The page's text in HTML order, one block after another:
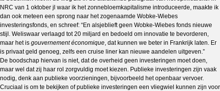
NRC van 1 oktober jl waar ik het zonnebloemkapitalisme introduceerde, maakte ik
dan ook meteen een sprong naar het zogenaamde Wobke-Wiebes
investeringsfonds, en schreef: “En alsjeblieft geen Wobke-Wiebes fonds nieuwe
stijl. Weliswaar verlaagd tot 20 miljard en bedoeld om innovatie te bevorderen,
maar het is gouvernement économique, dat kunnen we beter in Frankrijk laten. Er
is privaat geld genoeg, zelfs een cruise liner kan nieuwe aandelen uitgeven.”
De boodschap hiervan is niet, dat de overheid geen investeringen moet doen,
maar wel dat zij haar rol zorgvuldig moet kiezen. Publieke investeringen zijn vaak
nodig, denk aan publieke voorzieningen, bijvoorbeeld het openbaar vervoer.
Cruciaal is om te bekijken of publieke investeringen een vliegwiel kunnen zijn voor